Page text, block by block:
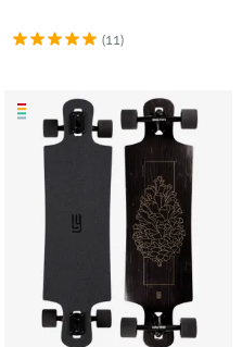
(11)